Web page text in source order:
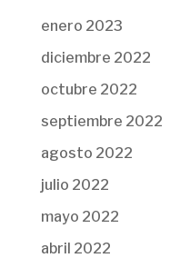
enero 2023
diciembre 2022
octubre 2022
septiembre 2022
agosto 2022
julio 2022
mayo 2022
abril 2022